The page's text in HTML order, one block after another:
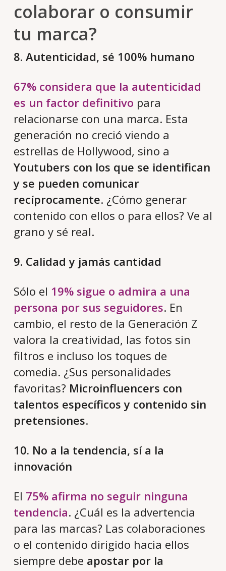
colaborar o consumir
tu marca?
8. Autenticidad, sé 100% humano
67% considera que la autenticidad
es un factor definitivo para
relacionarse con una marca. Esta
generación no creció viendo a
estrellas de Hollywood, sino a
Youtubers con los que se identifican
y se pueden comunicar
recíprocamente. ¿Cómo generar
contenido con ellos o para ellos? Ve al
grano y sé real.
9. Calidad y jamás cantidad
Sólo el 19% sigue o admira a una
persona por sus seguidores. En
cambio, el resto de la Generación Z
valora la creatividad, las fotos sin
filtros e incluso los toques de
comedia. ¿Sus personalidades
favoritas? Microinfluencers con
talentos específicos y contenido sin
pretensiones.
10. No a la tendencia, sí a la
innovación
El 75% afirma no seguir ninguna
tendencia. ¿Cuál es la advertencia
para las marcas? Las colaboraciones
o el contenido dirigido hacia ellos
siempre debe apostar por la